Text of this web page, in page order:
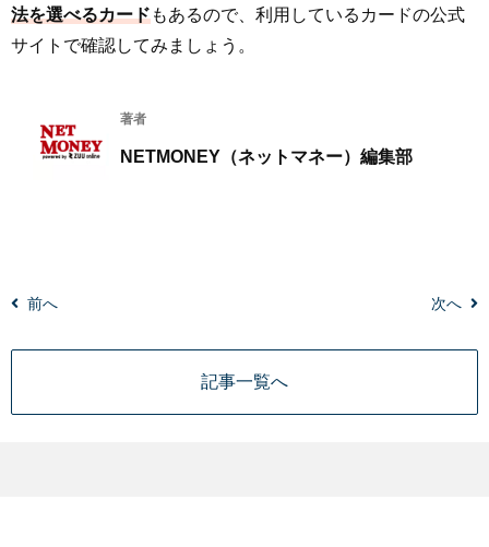
法を選べるカードもあるので、利用しているカードの公式
サイトで確認してみましょう。
著者
NETMONEY（ネットマネー）編集部
前へ 次へ
記事一覧へ